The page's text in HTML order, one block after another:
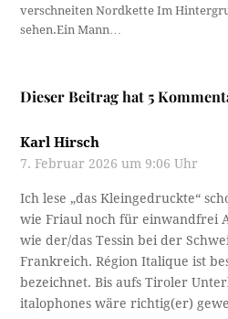
verschneiten Nordkette Im
sehen.Ein Mann…
Dieser Beitrag hat 5
Karl Hirsch
7. Februar 2026 um 9:06 Uhr
Ich lese „das Kleingedruckte“
wie Friaul noch für einwandfrei
wie der/das Tessin bei der
Frankreich. Région Italique ist
bezeichnet. Bis aufs Tiroler
italophones wäre richtig(er)